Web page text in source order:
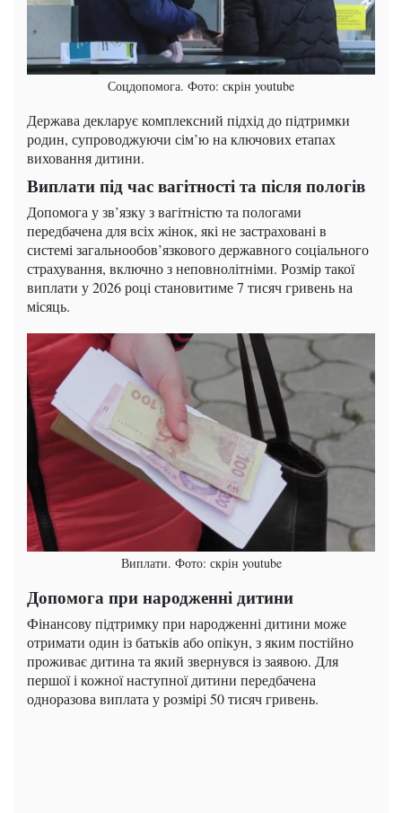
Соцдопомога. Фото: скрін youtube
Держава декларує комплексний підхід до підтримки
родин, супроводжуючи сім’ю на ключових етапах
виховання дитини.
Виплати під час вагітності та після пологів
Допомога у зв’язку з вагітністю та пологами
передбачена для всіх жінок, які не застраховані в
системі загальнообов’язкового державного соціального
страхування, включно з неповнолітніми. Розмір такої
виплати у 2026 році становитиме 7 тисяч гривень на
місяць.
Виплати. Фото: скрін youtube
Допомога при народженні дитини
Фінансову підтримку при народженні дитини може
отримати один із батьків або опікун, з яким постійно
проживає дитина та який звернувся із заявою. Для
першої і кожної наступної дитини передбачена
одноразова виплата у розмірі 50 тисяч гривень.